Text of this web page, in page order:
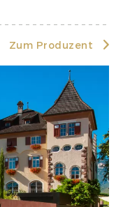
Zum Produzent